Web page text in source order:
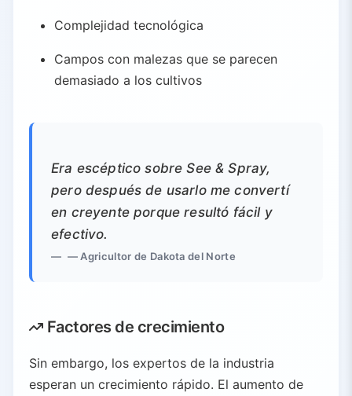
Complejidad tecnológica
Campos con malezas que se parecen
demasiado a los cultivos
Era escéptico sobre See & Spray,
pero después de usarlo me convertí
en creyente porque resultó fácil y
efectivo.
— Agricultor de Dakota del Norte
Factores de crecimiento
Sin embargo, los expertos de la industria
esperan un crecimiento rápido. El aumento de